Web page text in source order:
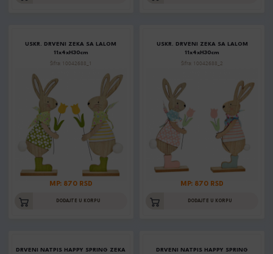
USKR. DRVENI ZEKA SA LALOM
11x4xH30cm
Šifra: 10042688_1
MP: 870 RSD
DODAJTE U KORPU
USKR. DRVENI ZEKA SA LALOM
11x4xH30cm
Šifra: 10042688_2
MP: 870 RSD
DODAJTE U KORPU
DRVENI NATPIS HAPPY SPRING ZEKA
DRVENI NATPIS HAPPY SPRING